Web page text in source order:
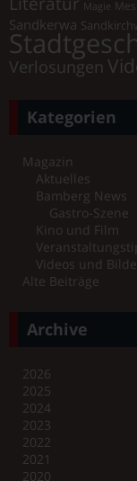
Magie
Sandkerwa
Verlosungen
Kategorien
Magazin
Aktuelles
Bamberg News
Gastro-Szene
Kino und Film
Videos und
Alte Beiträge
Archive
2026
2025
2024
2023
2022
2021
2020